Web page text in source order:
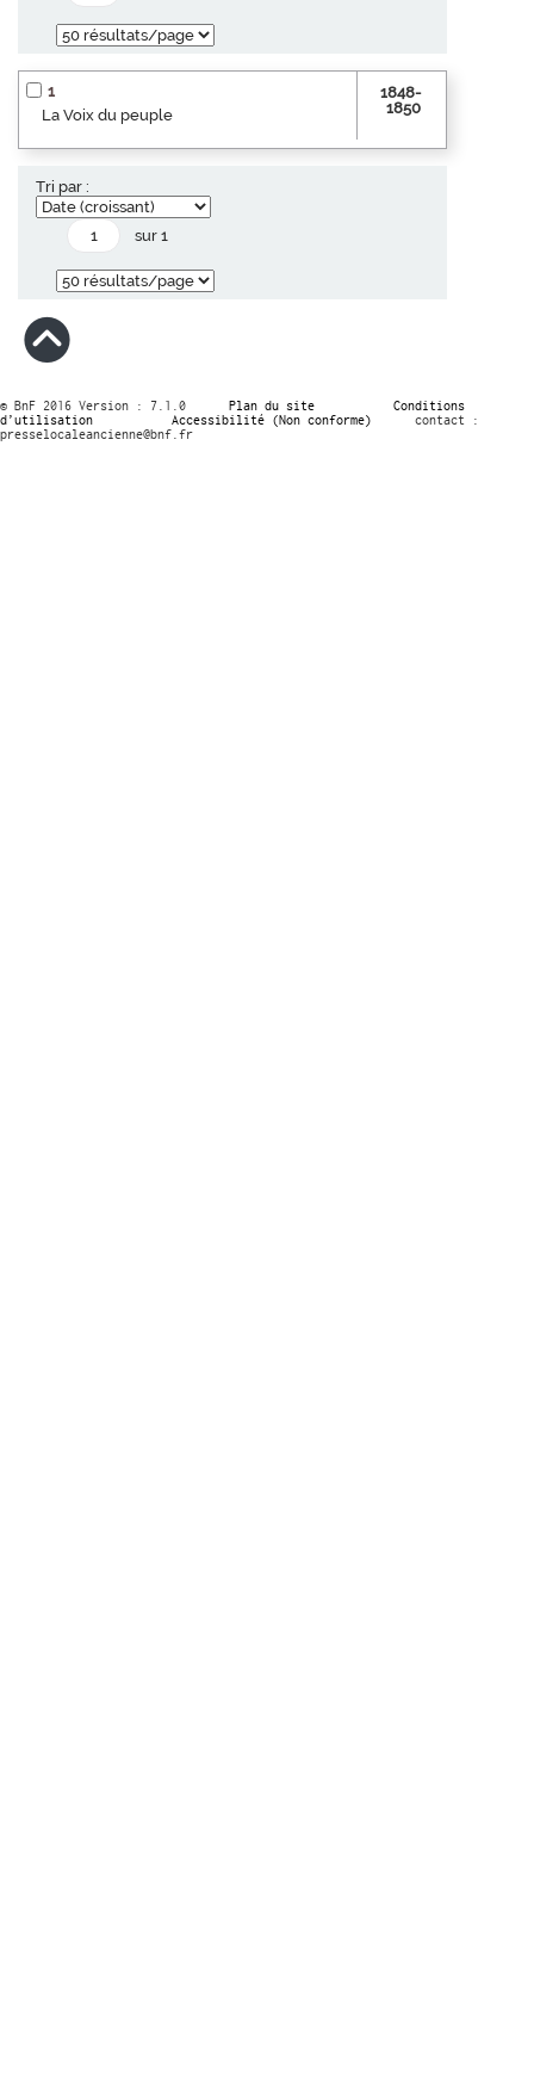
1
La Voix du peuple
1848-
1850
Tri par :
sur 1
© BnF 2016 Version : 7.1.0 Plan du site
Conditions
d’utilisation
Accessibilité (Non conforme)
contact :
presselocaleancienne@bnf.fr